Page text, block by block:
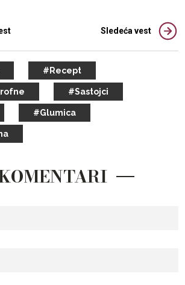
Sledeća vest
#Recept
#Sastojci
#Glumica